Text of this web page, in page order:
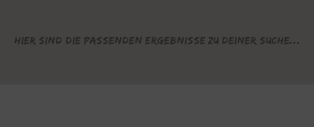
Hier sind die passenden Ergebnisse zu deiner Suche...